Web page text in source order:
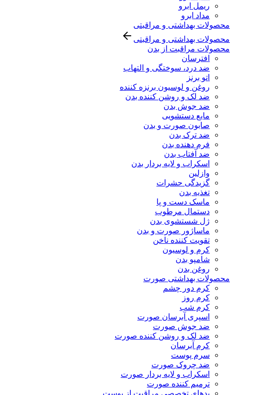
ریمل ابرو
مداد ابرو
محصولات بهداشتی و مراقبتی
محصولات بهداشتی و مراقبتی
محصولات مراقبت از بدن
افترسان
ضد درد، سوختگی و التهاب
اتو برنز
روغن و لوسیون برنزه کننده
ضد لک و روشن کننده بدن
ضد جوش بدن
مایع دستشویی
صابون صورت و بدن
ضد ترک بدن
فرم دهنده بدن
ضد آفتاب بدن
اسکراب و لایه بردار بدن
وازلین
گزیدگی حشرات
تغذیه بدن
ماسک دست و پا
دستمال مرطوب
ژل شستشوی بدن
ماساژور صورت و بدن
تقویت کننده ناخن
کرم و لوسیون
شامپو بدن
روغن بدن
محصولات بهداشتی صورت
کرم دور چشم
کرم روز
کرم شب
اسپری آبرسان صورت
ضد جوش صورت
ضد لک و روشن کننده صورت
کرم آبرسان
سرم پوست
ضد چروک صورت
اسکراب و لایه بردار صورت
ترمیم کننده صورت
پدهای تخصصی مراقبت از پوست